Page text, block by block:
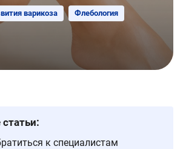
варикоза Флебология
к специалистам